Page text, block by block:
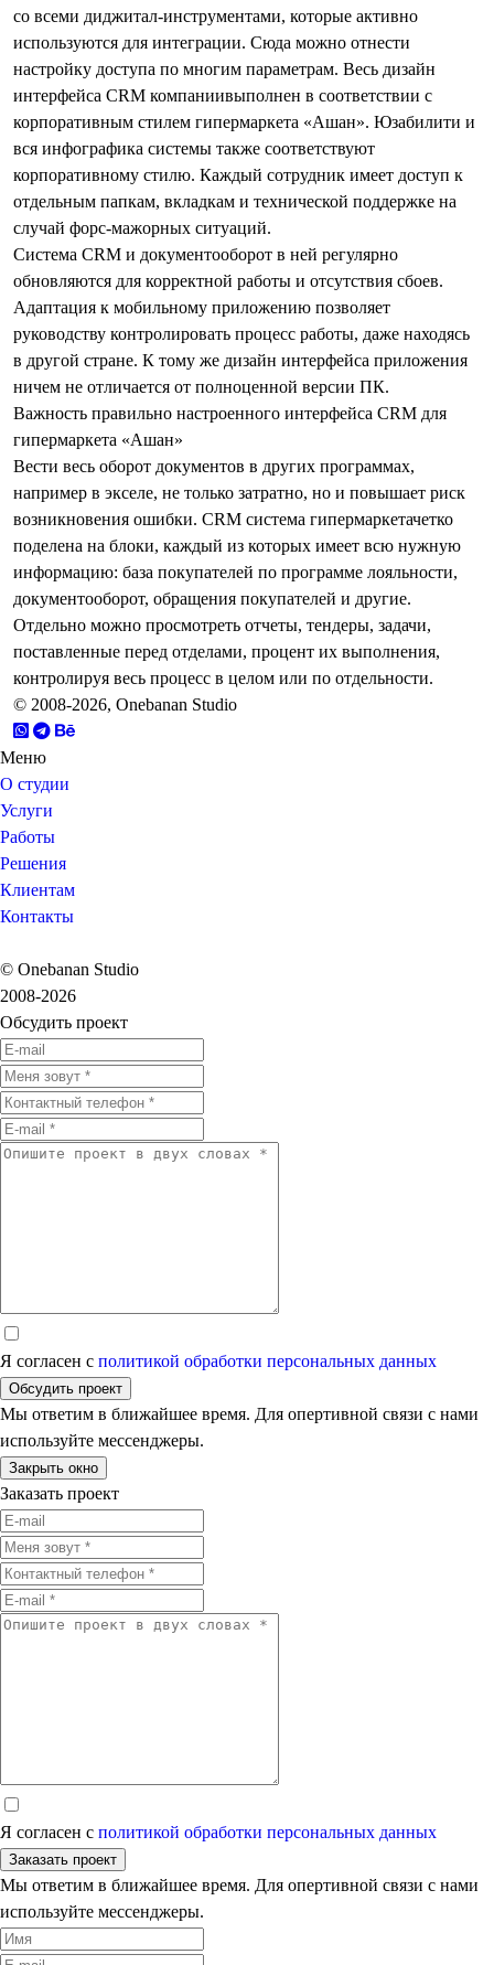
со всеми диджитал-инструментами, которые активно
используются для интеграции. Сюда можно отнести
настройку доступа по многим параметрам. Весь дизайн
интерфейса CRM компаниивыполнен в соответствии с
корпоративным стилем гипермаркета «Ашан». Юзабилити и
вся инфографика системы также соответствуют
корпоративному стилю. Каждый сотрудник имеет доступ к
отдельным папкам, вкладкам и технической поддержке на
случай форс-мажорных ситуаций.
Система CRM и документооборот в ней регулярно
обновляются для корректной работы и отсутствия сбоев.
Адаптация к мобильному приложению позволяет
руководству контролировать процесс работы, даже находясь
в другой стране. К тому же дизайн интерфейса приложения
ничем не отличается от полноценной версии ПК.
Важность правильно настроенного интерфейса CRM для
гипермаркета «Ашан»
Вести весь оборот документов в других программах,
например в экселе, не только затратно, но и повышает риск
возникновения ошибки. CRM система гипермаркетачетко
поделена на блоки, каждый из которых имеет всю нужную
информацию: база покупателей по программе лояльности,
документооборот, обращения покупателей и другие.
Отдельно можно просмотреть отчеты, тендеры, задачи,
поставленные перед отделами, процент их выполнения,
контролируя весь процесс в целом или по отдельности.
© 2008-2026, Onebanan Studio
Меню
О студии
Услуги
Работы
Решения
Клиентам
Контакты
© Onebanan Studio
2008-2026
Обсудить проект
Я согласен с политикой обработки персональных данных
Обсудить проект
Мы ответим в ближайшее время. Для опертивной связи с нами
используйте мессенджеры.
Закрыть окно
Заказать проект
Я согласен с политикой обработки персональных данных
Заказать проект
Мы ответим в ближайшее время. Для опертивной связи с нами
используйте мессенджеры.